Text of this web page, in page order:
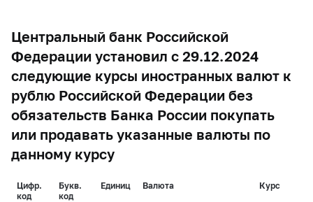
Центральный банк Российской
Федерации установил с 29.12.2024
следующие курсы иностранных валют к
рублю Российской Федерации без
обязательств Банка России покупать
или продавать указанные валюты по
данному курсу
Цифр.
код
Букв.
код
Единиц Валюта Курс